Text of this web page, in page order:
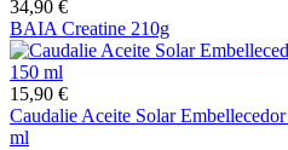
34,90 €
BAIA Creatine 210g
15,90 €
Caudalie Aceite Solar
ml